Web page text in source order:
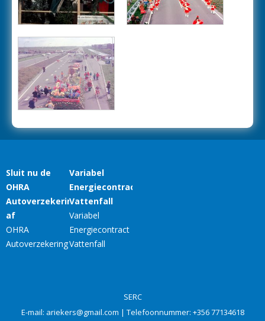
SERC
E-mail: ariekers@gmail.com | Telefoonnummer: +356 77134618